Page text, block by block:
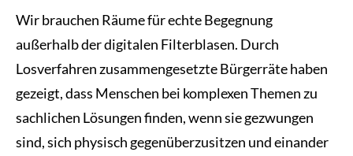
Wir brauchen Räume für echte Begegnung
außerhalb der digitalen Filterblasen. Durch
Losverfahren zusammengesetzte Bürgerräte haben
gezeigt, dass Menschen bei komplexen Themen zu
sachlichen Lösungen finden, wenn sie gezwungen
sind, sich physisch gegenüberzusitzen und einander